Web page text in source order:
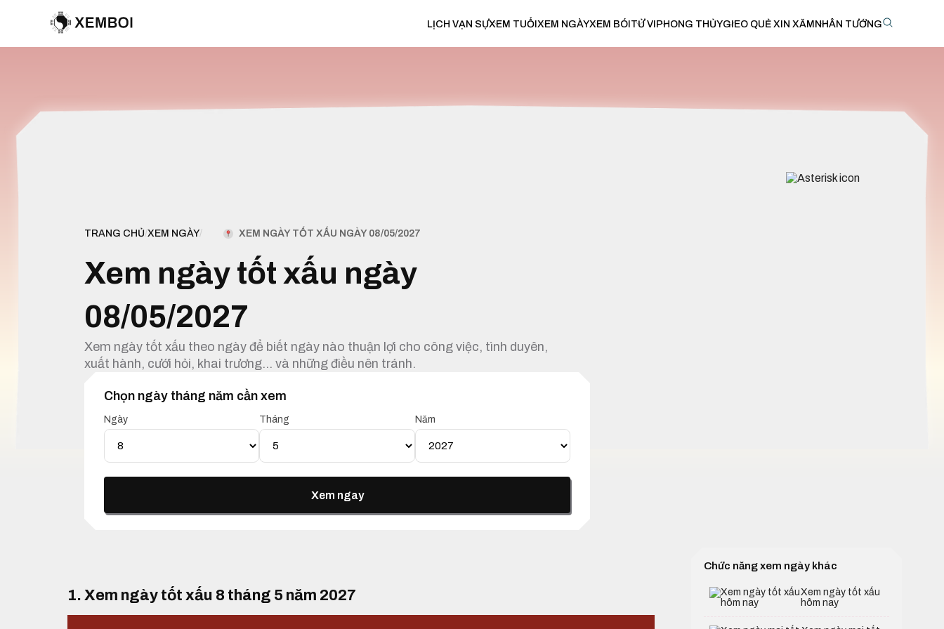
LỊCH VẠN SỰXEM TUỔI XEM NGÀYXEM BÓI TỬ VI PHONG THỦYGIEO QUẺ XIN XĂM NHÂN TƯỚNG
TRANG CHỦ/XEM NGÀY/ XEM NGÀY TỐT XẤU NGÀY 08/05/2027
Xem ngày tốt xấu ngày
08/05/2027
Xem ngày tốt xấu theo ngày để biết ngày nào thuận lợi cho công việc, tình duyên,
xuất hành, cưới hỏi, khai trương… và những điều nên tránh.
Chọn ngày tháng năm cần xem
Ngày Tháng Năm
Xem ngay
1. Xem ngày tốt xấu 8 tháng 5 năm 2027
Chức năng xem ngày khác
Xem ngày tốt xấu
hôm nay